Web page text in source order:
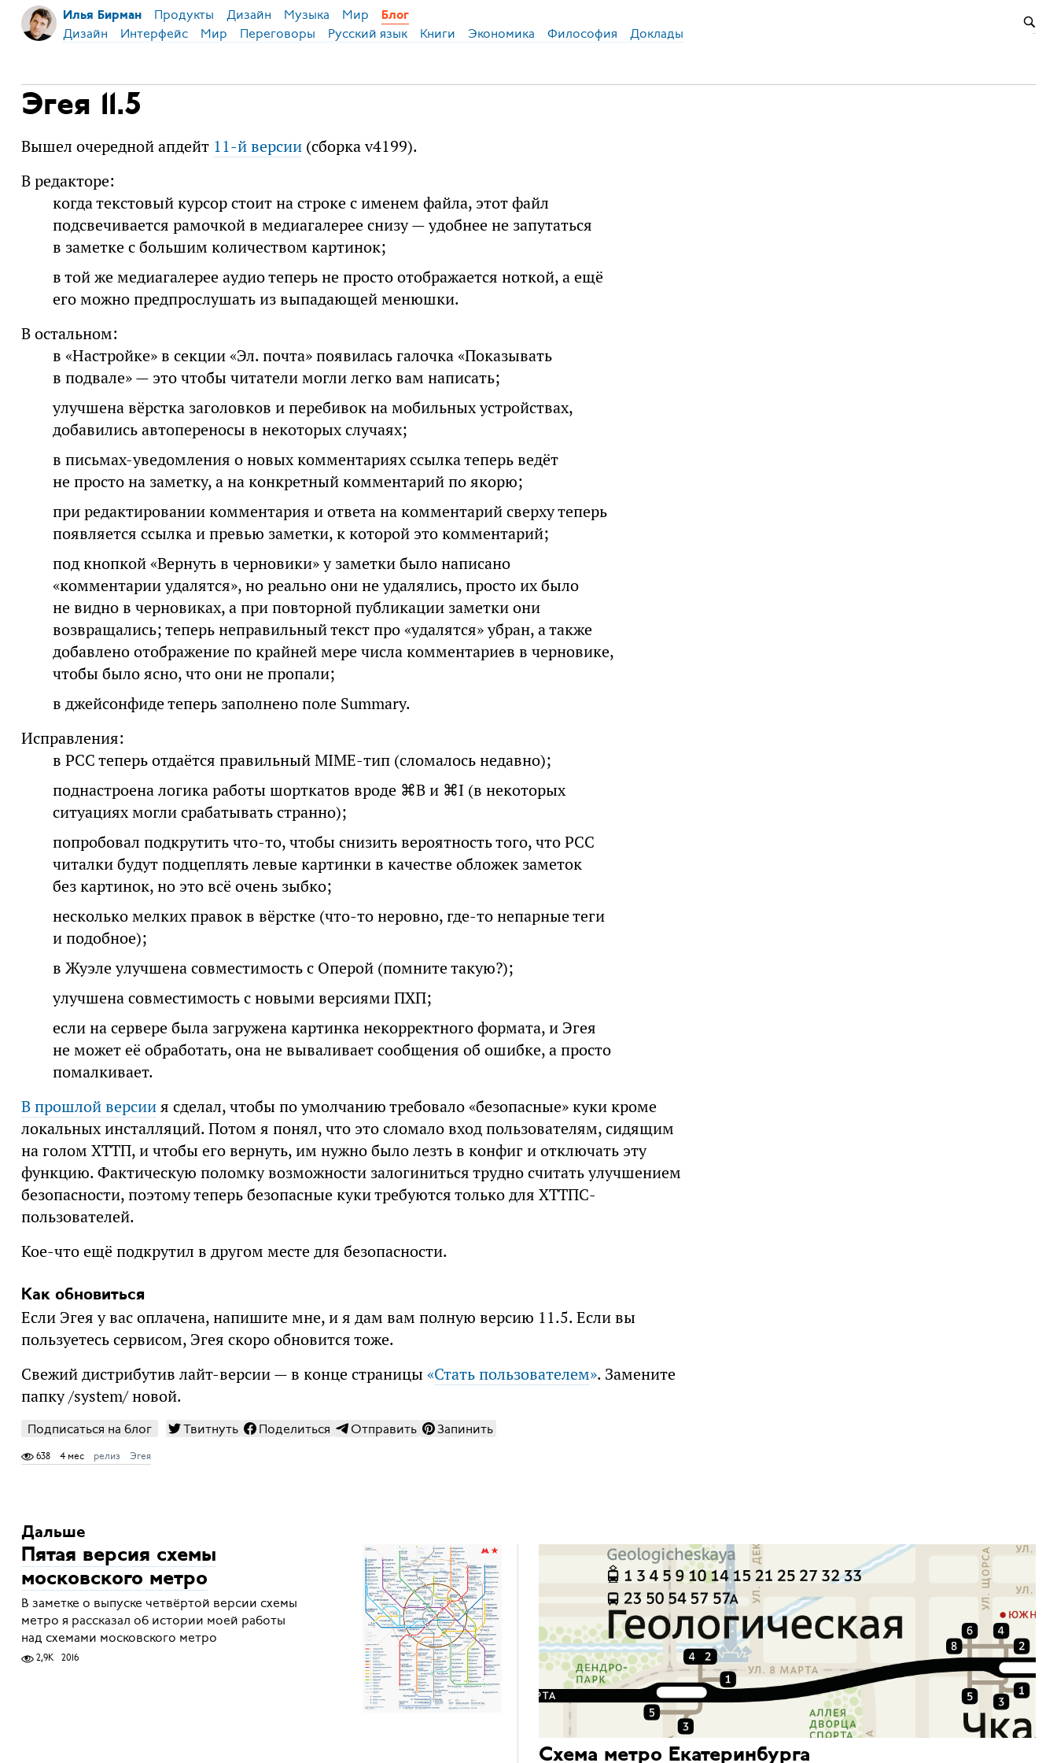
Илья Бирман Продукты Дизайн Музыка Мир Блог
Дизайн Интерфейс Мир Переговоры Русский язык Книги Экономика Философия Доклады
Эгея 11.5
Вышел очередной апдейт 11-й версии(сборка v4199).
В редакторе:
когда текстовый курсор стоит на строке с именем файла, этот файл
подсвечивается рамочкой в медиагалерее снизу — удобнее не запутаться
в заметке с большим количеством картинок;
в той же медиагалерее аудио теперь не просто отображается ноткой, а ещё
его можно предпрослушать из выпадающей менюшки.
В остальном:
в «Настройке» в секции «Эл. почта» появилась галочка «Показывать
в подвале» — это чтобы читатели могли легко вам написать;
улучшена вёрстка заголовков и перебивок на мобильных устройствах,
добавились автопереносы в некоторых случаях;
в письмах-уведомления о новых комментариях ссылка теперь ведёт
не просто на заметку, а на конкретный комментарий по якорю;
при редактировании комментария и ответа на комментарий сверху теперь
появляется ссылка и превью заметки, к которой это комментарий;
под кнопкой «Вернуть в черновики» у заметки было написано
«комментарии удалятся», но реально они не удалялись, просто их было
не видно в черновиках, а при повторной публикации заметки они
возвращались; теперь неправильный текст про «удалятся» убран, а также
добавлено отображение по крайней мере числа комментариев в черновике,
чтобы было ясно, что они не пропали;
в джейсонфиде теперь заполнено поле Summary.
Исправления:
в РСС теперь отдаётся правильный MIME-тип (сломалось недавно);
поднастроена логика работы шорткатов вроде ⌘B и ⌘I (в некоторых
ситуациях могли срабатывать странно);
попробовал подкрутить что-то, чтобы снизить вероятность того, что РСС
читалки будут подцеплять левые картинки в качестве обложек заметок
без картинок, но это всё очень зыбко;
несколько мелких правок в вёрстке (что-то неровно, где-то непарные теги
и подобное);
в Жуэле улучшена совместимость с Оперой (помните такую?);
улучшена совместимость с новыми версиями ПХП;
если на сервере была загружена картинка некорректного формата, и Эгея
не может её обработать, она не вываливает сообщения об ошибке, а просто
помалкивает.
В прошлой версиия сделал, чтобы по умолчанию требовало «безопасные» куки кроме
локальных инсталляций. Потом я понял, что это сломало вход пользователям, сидящим
на голом ХТТП, и чтобы его вернуть, им нужно было лезть в конфиг и отключать эту
функцию. Фактическую поломку возможности залогиниться трудно считать улучшением
безопасности, поэтому теперь безопасные куки требуются только для ХТТПС-
пользователей.
Кое-что ещё подкрутил в другом месте для безопасности.
Как обновиться
Если Эгея у вас оплачена, напишите мне, и я дам вам полную версию 11.5. Если вы
пользуетесь сервисом, Эгея скоро обновится тоже.
Свежий дистрибутив лайт-версии — в конце страницы «Стать пользователем». Замените
папку /system/ новой.
Подписаться на блог Твитнуть Поделиться Отправить Запинить
638 4 мес релиз Эгея
Дальше
Пятая версия схемы
московского метро
В заметке о выпуске четвёртой версии схемы
метро я рассказал об истории моей работы
над схемами московского метро
2,9K 2016
Схема метро Екатеринбурга